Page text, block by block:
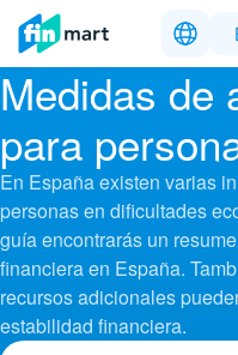
Medidas de
para
En España existen varias
personas en dificultades
guía encontrarás un
financiera en España.
recursos adicionales
estabilidad financiera.